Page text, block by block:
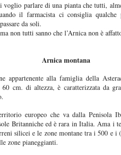
voglio parlare di una pianta che tutti,
il farmacista ci consiglia
da soli.
non tutti sanno che l’Arnica non è
Arnica montana
appartenente alla famiglia della
cm. di altezza, è caratterizzata da
europeo che va dalla Penisola
Britanniche ed è rara in Italia. Ama i
silicei e le zone montane tra i 500
zone pianeggianti.